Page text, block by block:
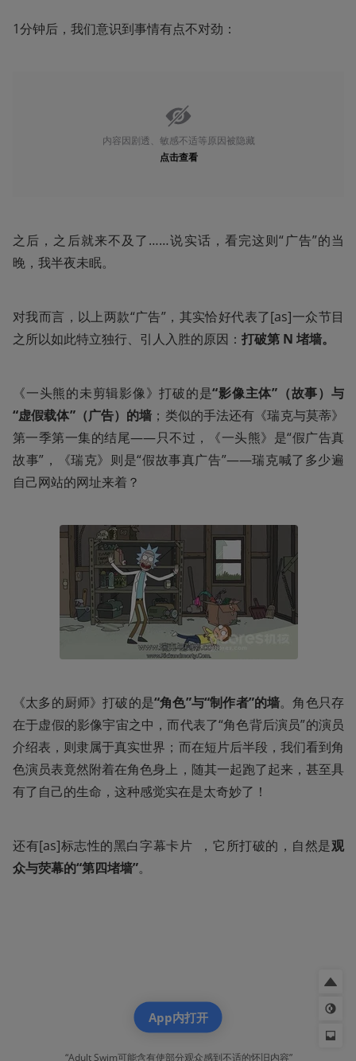
1分钟后，我们意识到事情有点不对劲：
内容因剧透、敏感不适等原因被隐藏
点击查看
之后，之后就来不及了……说实话，看完这则“广告”的当
晚，我半夜未眠。
对我而言，以上两款“广告”，其实恰好代表了[as]一众节目
之所以如此特立独行、引人入胜的原因： 打破第 N 堵墙。
《一头熊的未剪辑影像》打破的是“影像主体”（故事）与
“虚假载体”（广告）的墙 ；类似的手法还有《瑞克与莫蒂》
第一季第一集的结尾——只不过，《一头熊》是“假广告真
故事”，《瑞克》则是“假故事真广告”——瑞克喊了多少遍
自己网站的网址来着？
《太多的厨师》打破的是“角色”与“制作者”的墙。角色只存
在于虚假的影像宇宙之中，而代表了“角色背后演员”的演员
介绍表，则隶属于真实世界；而在短片后半段，我们看到角
色演员表竟然附着在角色身上，随其一起跑了起来，甚至具
有了自己的生命，这种感觉实在是太奇妙了！
还有[as]标志性的黑白字幕卡片  ，它所打破的，自然是观
众与荧幕的“第四堵墙”。
“Adult Swim可能含有使部分观众感到不适的怀旧内容”
App内打开